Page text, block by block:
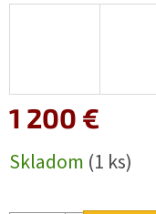
1 200 €
cena:
Skladom (1 ks)